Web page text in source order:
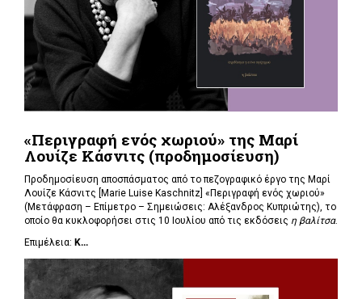
«Περιγραφή ενός χωριού» της Μαρί
Λουίζε Κάσνιτς (προδημοσίευση)
Προδημοσίευση αποσπάσματος από το πεζογραφικό έργο της Μαρί
Λουίζε Κάσνιτς [Marie Luise Kaschnitz] «Περιγραφή ενός χωριού»
(Μετάφραση – Επίμετρο – Σημειώσεις: Αλέξανδρος Κυπριώτης), το
οποίο θα κυκλοφορήσει στις 10 Ιουλίου από τις εκδόσεις η βαλίτσα.
Επιμέλεια: Κ...